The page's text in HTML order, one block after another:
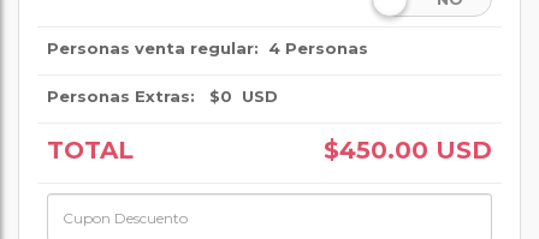
Personas venta regular: 4 Personas
Personas Extras: $0 USD
TOTAL $450.00 USD